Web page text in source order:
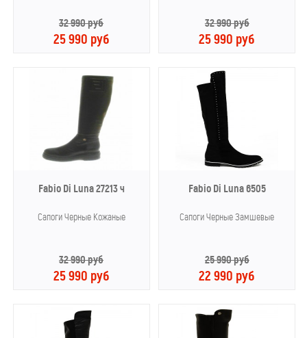
32 990 руб
25 990 руб
32 990 руб
25 990 руб
Fabio Di Luna 27213 ч
Сапоги Черные Кожаные
32 990 руб
25 990 руб
Fabio Di Luna 6505
Сапоги Черные Замшевые
25 990 руб
22 990 руб